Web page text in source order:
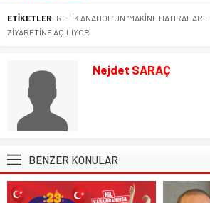
ETİKETLER: REFİK ANADOL’UN “MAKİNE
ZİYARETİNE AÇILIYOR
Nejdet SARAÇ
BENZER KONULAR